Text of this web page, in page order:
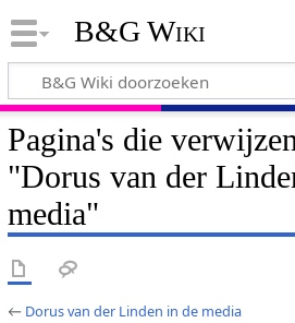
B&G Wiki
Pagina's die
"Dorus van der
media"
← Dorus van der Linden in de media